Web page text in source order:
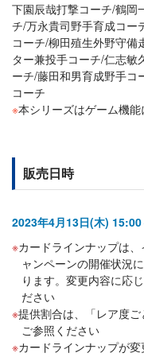
下園辰哉打撃コーチ/鶴岡
チ/万永貴司野手育成コー
コーチ/柳田殖生外野守備
ター兼投手コーチ/仁志敏
ーチ/藤田和男育成野手コ
コーチ
※本シリーズはゲーム機
販売日時
2023年4月13日(木) 15:00
カードラインナップは
ャンペーンの開催状況
ります。変更内容に応
ださい
提供割合は、「レア度
ご参照ください
カードラインナップが